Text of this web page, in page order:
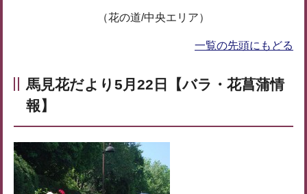
（花の道/中央エリア）
一覧の先頭にもどる
馬見花だより5月22日【バラ・花菖蒲情
報】